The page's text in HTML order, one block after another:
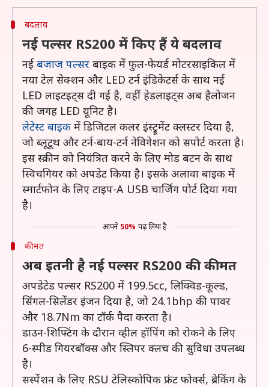
बदलाव
नई पल्सर RS200 में किए हैं ये बदलाव
नई बजाज पल्सर बाइक में फुल-फेयर्ड मोटरसाइकिल में
नया टेल सेक्शन और LED टर्न इंडिकेटर्स के साथ नई
LED लाइटइट्स दी गई है, वहीं हेडलाइट्स अब हैलोजन
की जगह LED यूनिट है।
लेटेस्ट बाइक में डिजिटल कलर इंस्ट्रूमेंट क्लस्टर दिया है,
जो ब्लूटूथ और टर्न-बाय-टर्न नेविगेशन को सपोर्ट करता है।
इस स्क्रीन को नियंत्रित करने के लिए मोड बटन के साथ
स्विचगियर को अपडेट किया है। इसके अलावा बाइक में
स्मार्टफोन के लिए टाइप-A USB चार्जिंग पोर्ट दिया गया
है।
आपने 50% पढ़ लिया है
कीमत
अब इतनी है नई पल्सर RS200 की कीमत
अपडेटेड पल्सर RS200 में 199.5cc, लिक्विड-कूल्ड,
सिंगल-सिलेंडर इंजन दिया है, जो 24.1bhp की पावर
और 18.7Nm का टॉर्क पैदा करता है।
डाउन-शिफ्टिंग के दौरान व्हील हॉपिंग को रोकने के लिए
6-स्पीड गियरबॉक्स और स्लिपर क्लच की सुविधा उपलब्ध
है।
सस्पेंशन के लिए RSU टेलिस्कोपिक फ्रंट फोर्क्स, ब्रेकिंग के